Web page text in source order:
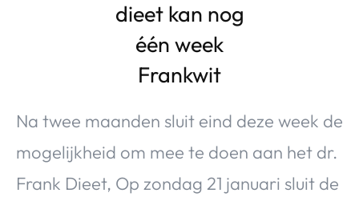
Na twee maanden sluit eind deze week de
mogelijkheid om mee te doen aan het dr.
Frank Dieet, Op zondag 21 januari sluit de